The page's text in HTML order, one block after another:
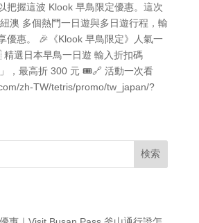
把握這波 Klook 早鳥限定優惠。這次
澳 多個熱門一日遊與多日遊行程，輸
優惠。 🎉《Klook 早鳥限定》人氣一
選日本早鳥一日遊 輸入折扣碼
」，最高折 300 元 🎟️🔗 活動一次看
zh-TW/tetris/promo/tw_japan/?
検索